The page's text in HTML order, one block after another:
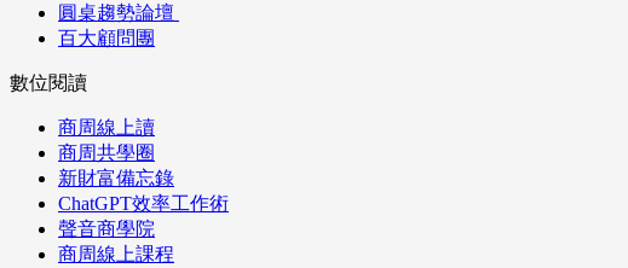
圓桌趨勢論壇
百大顧問團
數位閱讀
商周線上讀
商周共學圈
新財富備忘錄
ChatGPT效率工作術
聲音商學院
商周線上課程